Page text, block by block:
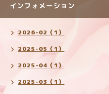
インフォメーション
2026-02（1）
2025-05（1）
2025-04（1）
2025-03（1）